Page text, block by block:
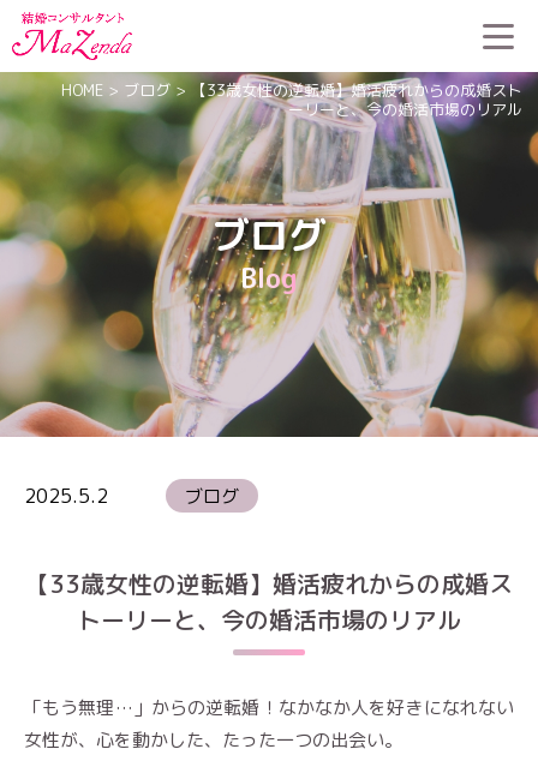
ブログ
Blog
HOME > ブログ >
【33歳女性の逆転婚】婚活疲れからの成婚スト
ーリーと、今の婚活市場のリアル
2025.5.2 ブログ
【33歳女性の逆転婚】婚活疲れからの成婚ス
トーリーと、今の婚活市場のリアル
「もう無理…」からの逆転婚！なかなか人を好きになれない
女性が、心を動かした、たった一つの出会い。